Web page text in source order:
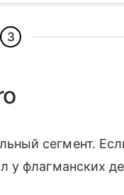
3
сегмент.
у флагманских